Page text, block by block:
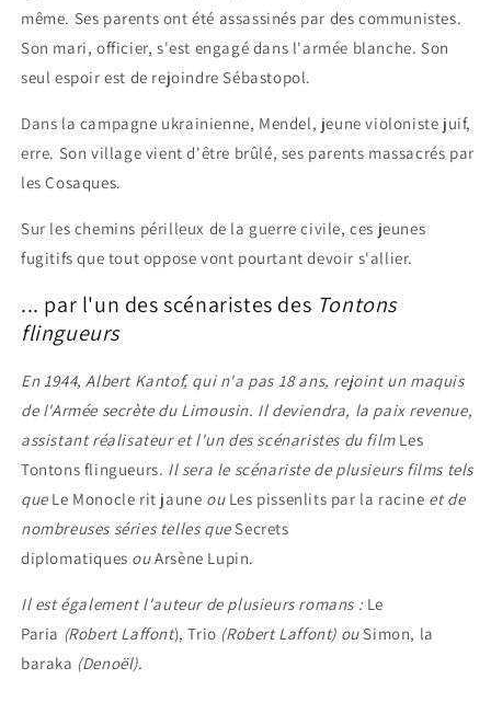
même. Ses parents ont été assassinés par des communistes.
Son mari, officier, s'est engagé dans l'armée blanche. Son
seul espoir est de rejoindre Sébastopol.
Dans la campagne ukrainienne, Mendel, jeune violoniste juif,
erre. Son village vient d'être brûlé, ses parents massacrés par
les Cosaques.
Sur les chemins périlleux de la guerre civile, ces jeunes
fugitifs que tout oppose vont pourtant devoir s'allier.
... par l'un des scénaristes des Tontons
flingueurs
En 1944, Albert Kantof, qui n'a pas 18 ans, rejoint un maquis
de l'Armée secrète du Limousin. Il deviendra, la paix revenue,
assistant réalisateur et l'un des scénaristes du film Les
Tontons flingueurs. Il sera le scénariste de plusieurs films tels
que Le Monocle rit jaune ou Les pissenlits par la racine et de
nombreuses séries telles que Secrets
diplomatiques ouArsène Lupin.
Il est également l'auteur de plusieurs romans : Le
Paria (Robert Laffont), Trio (Robert Laffont) ou Simon, la
baraka (Denoël).